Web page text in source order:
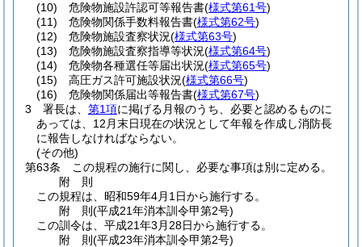
(10)
危険物施設許認可等報告書(様式第61号)
(11)
危険物関係手数料報告書(様式第62号)
(12)
危険物施設査察状況(様式第63号)
(13)
危険物施設査察指導等状況(様式第64号)
(14)
危険物各種選任等届出状況(様式第65号)
(15)
高圧ガス許可施設状況(様式第66号)
(16)
危険物関係届出等報告書(様式第67号)
3
署長は、 第1項に掲げる月報のうち、必要と認めるものに
あっては、12月末日現在の状況として年報を作成し消防長
に報告しなければならない。
(その他)
第63条
この規程の施行に関し、必要な事項は別に定める。
附 則
この規程は、昭和59年4月1日から施行する。
附 則(平成21年消本訓令甲第2号)
この訓令は、平成21年3月28日から施行する。
附 則(平成23年消本訓令甲第2号)